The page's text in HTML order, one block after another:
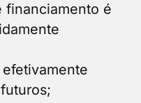
financiamento é